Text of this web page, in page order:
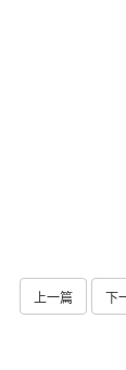
上一篇 下